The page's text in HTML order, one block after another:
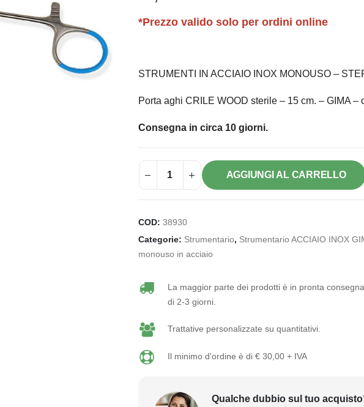
*Prezzo valido solo per ordini online
STRUMENTI IN ACCIAIO INOX MONOUSO –
Porta aghi CRILE WOOD sterile – 15 cm. – GIMA –
Consegna in circa 10 giorni.
AGGIUNGI AL CARRELLO
COD: 38930
Categorie: Strumentario, Strumentario ACCIAIO INOX
monouso in acciaio
La maggior parte dei prodotti è in pronta
di 2-3 giorni.
Trattative personalizzate su quantitativi.
Il minimo d'ordine è di € 30,00 + IVA
Qualche dubbio sul tuo